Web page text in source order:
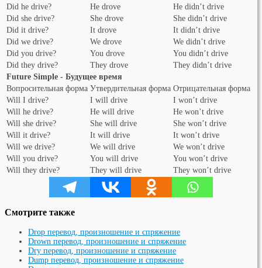
Did he drive?
He drove
He didn’t drive
Did she drive?
She drove
She didn’t drive
Did it drive?
It drove
It didn’t drive
Did we drive?
We drove
We didn’t drive
Did you drive?
You drove
You didn’t drive
Did they drive?
They drove
They didn’t drive
Future Simple - Будущее время
Вопросительная форма Утвердительная форма Отрицательная форма
Will I drive?
I will drive
I won’t drive
Will he drive?
He will drive
He won’t drive
Will she drive?
She will drive
She won’t drive
Will it drive?
It will drive
It won’t drive
Will we drive?
We will drive
We won’t drive
Will you drive?
You will drive
You won’t drive
Will they drive?
They will drive They won’t drive
Смотрите также
Drop перевод, произношение и спряжение
Drown перевод, произношение и спряжение
Dry перевод, произношение и спряжение
Dump перевод, произношение и спряжение